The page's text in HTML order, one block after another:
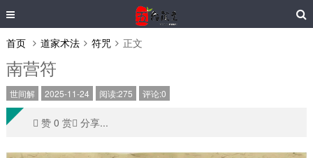
首页 道家术法 符咒 正文
南营符
世间解 2025-11-24 阅读:275 评论:0
󰄼 赞 0 赏󰄯 分享...